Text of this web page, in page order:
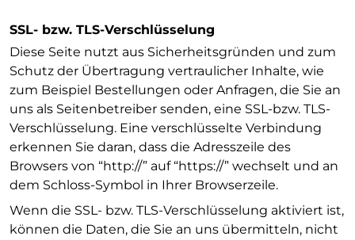
SSL- bzw. TLS-Verschlüsselung
Diese Seite nutzt aus Sicherheitsgründen und zum
Schutz der Übertragung vertraulicher Inhalte, wie
zum Beispiel Bestellungen oder Anfragen, die Sie an
uns als Seitenbetreiber senden, eine SSL-bzw. TLS-
Verschlüsselung. Eine verschlüsselte Verbindung
erkennen Sie daran, dass die Adresszeile des
Browsers von “http://” auf “https://” wechselt und an
dem Schloss-Symbol in Ihrer Browserzeile.
Wenn die SSL- bzw. TLS-Verschlüsselung aktiviert ist,
können die Daten, die Sie an uns übermitteln, nicht